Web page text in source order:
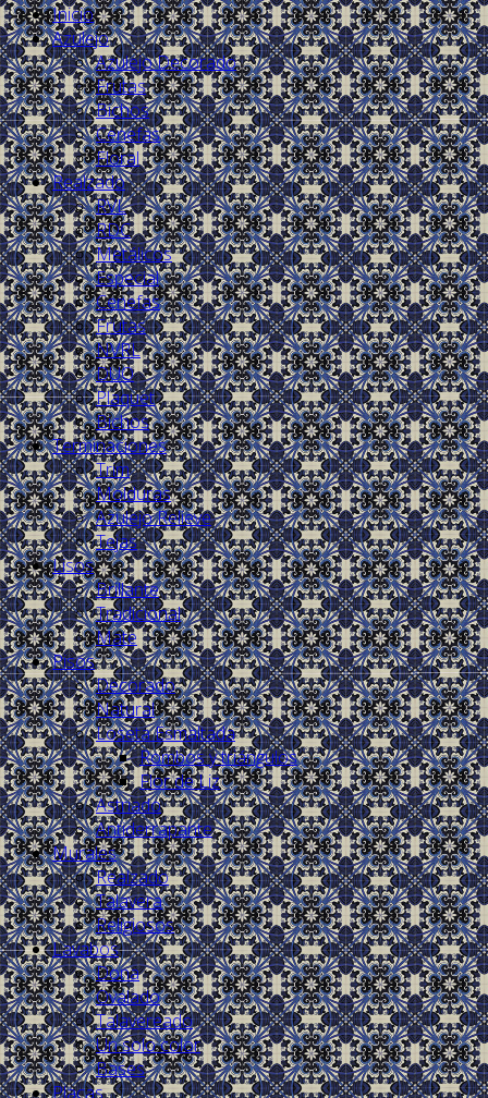
Inicio
Azulejo
Azulejo Decorado
Frutas
Bichos
Cenefas
Floral
Realzado
RVL
RDC
Metálicos
Especial
Cenefas
Frutas
NVRL
DUO
Plaquet
Bichos
Terminaciones
Trim
Molduras
Azulejo Relieve
Tejas
Lisos
Brillante
Tradicional
Mate
Pisos
Decorado
Natural
Loseta Esmaltada
Rombos y triángulos
Flor de Liz
Astriado
Antiderrapante
Murales
Realzado
Talavera
Religiosos
Lavabos
Dona
Ovalado
Talavereado
Un solo color
Bases
Placas